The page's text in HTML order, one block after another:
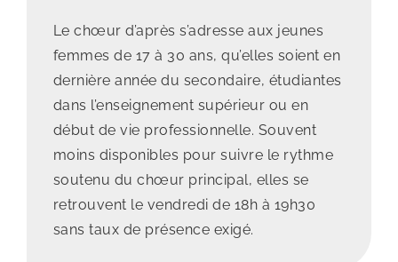
Le chœur d’après s’adresse aux jeunes
femmes de 17 à 30 ans, qu’elles soient en
dernière année du secondaire, étudiantes
dans l’enseignement supérieur ou en
début de vie professionnelle. Souvent
moins disponibles pour suivre le rythme
soutenu du chœur principal, elles se
retrouvent le vendredi de 18h à 19h30
sans taux de présence exigé.